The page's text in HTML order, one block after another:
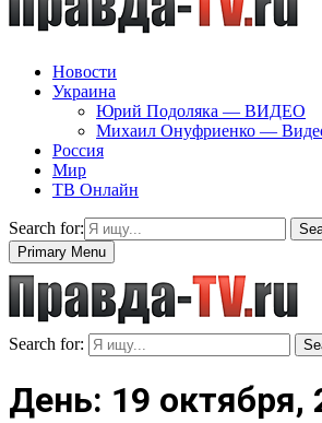
Новости
Украина
Юрий Подоляка — ВИДЕО
Михаил Онуфриенко —
Россия
Мир
ТВ Онлайн
Search for:
Primary Menu
Search for:
День: 19 октября,